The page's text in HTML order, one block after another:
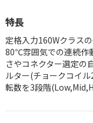
特長
定格入力160Wクラス
80℃雰囲気での連続作
さやコネクター選定の
ルター(チョークコイ
転数を3段階